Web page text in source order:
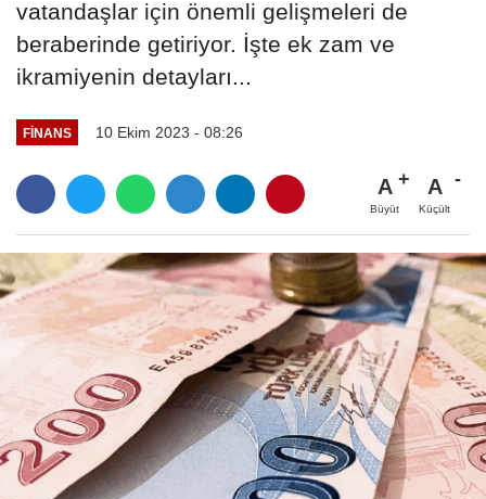
vatandaşlar için önemli gelişmeleri de
beraberinde getiriyor. İşte ek zam ve
ikramiyenin detayları...
FINANS 10 Ekim 2023 - 08:26
A
Büyüt
A
Küçült